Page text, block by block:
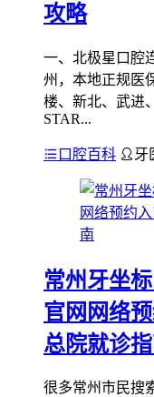
攻略
一、北极星口腔
州，本地正规医
楼、新北、武进
STAR...
口腔百科 牙
常州牙坐
官网网络
总院就诊
很多常州市民搜